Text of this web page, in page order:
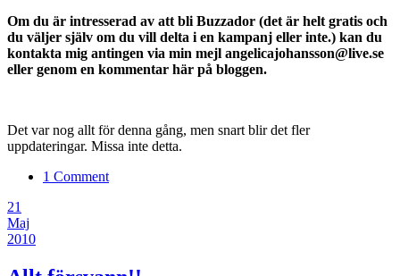
Om du är intresserad av att bli Buzzador (det är helt gratis och
du väljer själv om du vill delta i en kampanj eller inte.) kan du
kontakta mig antingen via min mejl angelicajohansson@live.se
eller genom en kommentar här på bloggen.
Det var nog allt för denna gång, men snart blir det fler
uppdateringar. Missa inte detta.
1 Comment
21
Maj
2010